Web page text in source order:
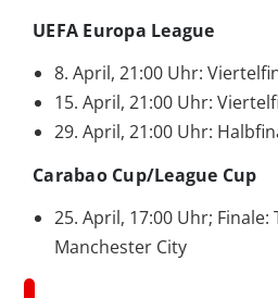
UEFA Europa League
8. April, 21:00 Uhr:
15. April, 21:00 Uhr:
29. April, 21:00 Uhr:
Carabao Cup/League Cup
25. April, 17:00 Uhr;
Manchester City